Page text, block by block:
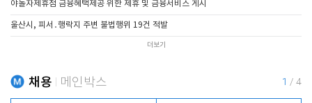
야놀자제휴점 금융혜택제공 위한 제휴 및 금융서비스 게시
울산시, 피서․행락지 주변 불법행위 19건 적발
더보기
채용 메인박스 1 / 4